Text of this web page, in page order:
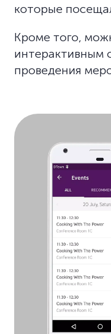
которые
Кроме того,
интерактивным
проведения